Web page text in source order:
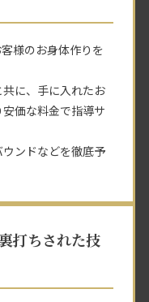
様のお身体作りを
に、手に入れたお
価な料金で指導サ
ンドなどを徹底予
打ちされた技